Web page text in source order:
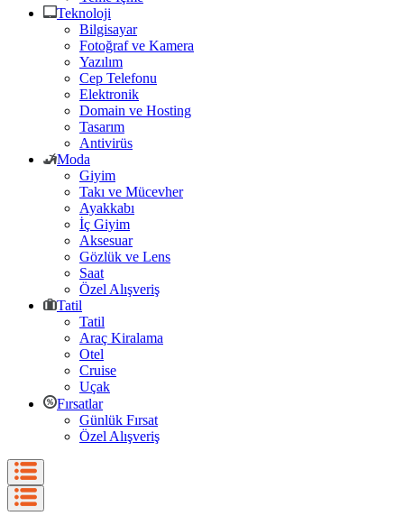
Teknoloji
Bilgisayar
Fotoğraf ve Kamera
Yazılım
Cep Telefonu
Elektronik
Domain ve Hosting
Tasarım
Antivirüs
Moda
Giyim
Takı ve Mücevher
Ayakkabı
İç Giyim
Aksesuar
Gözlük ve Lens
Saat
Özel Alışveriş
Tatil
Tatil
Araç Kiralama
Otel
Cruise
Uçak
Fırsatlar
Günlük Fırsat
Özel Alışveriş